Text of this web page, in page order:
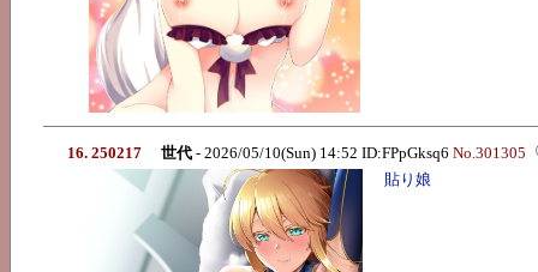
16. 250217 世代 - 2026/05/10(Sun) 14:52 ID:FPpGksq6 No.301305
貼り娘